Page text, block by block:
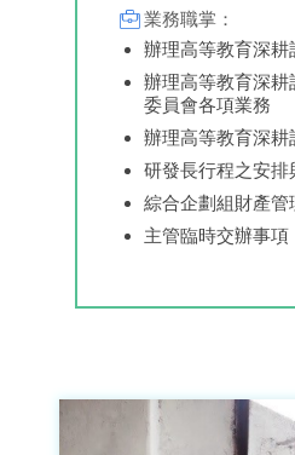
業務職掌：
辦理高等教育深耕
辦理高等教育深耕
委員會各項業務
辦理高等教育深耕
研發長行程之安排
綜合企劃組財產管
主管臨時交辦事項